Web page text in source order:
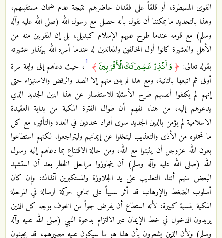
القوى المسيطرة، أو قلقاً على فقدان حاضرهم نتيجة عدم ضمان مستقبلهم،
وهذا بالتحديد ما يمكننا أن نقول بأنه حصل مع رسول الله (صلى الله عليه وآله
وسلم) مع قومه عندما طرح عليهم الإسلام كبديل، بل إن المقربين منه من
الأهل والعشيرة كانوا أول المخالفين والمعاندين له عندما أمره الله بإنذار عشيرته
بقوله تعالى: ﴿ وَأَنْذِرْ عَشِيرَتَكَ الْأَقْرَبِينَ﴾ 1، حيث دعاهم إلى وليمة مرة
أولى ثم اتبعها بالثانية، ومع هذا لم يلق منهم إلا الصد والرفض والاستهزاء حتى
إنهم لم يكلفوا أنفسهم طرح الأسئلة للاستفسار عن هذا الدين الجديد الذي
يدعوهم إليه، من هنا، نفهم أن طوال الفترة المكية من بداية العقيدة
الاسلامية لم يؤمن بالدين الجديد سوى أفراد محددين في العدد والتأثير، مع كل
ما تحملوه من الأذى والتعذيب ليتخلوا عن إيمانهم وليتراجعوا، لكنهم استطاعوا
بعون الله عزوجل أن يثبتوا مع الله، ومن حالة الاقتناع بما دعاهم إليه رسول
الله (صلى الله عليه وآله وسلم) أن يتجاوزوا مراحل الخطر بعد أن استشهد
البعض منهم أثناء التعذيب على يد الجلاوزة والمستكبرين آنذاك، وإن كان
أسلوب الضغط والإرهاب قد أثر سلبياً على تنامي حركة الرسالة في المرحلة
المكية بنسبة كبيرة، لأنه استطاع أن يفرض جواً من الخوف بوجه كل الذين
يريدون الدخول في خط الإيمان عبر الالتزام بدعوة النبي (صلى الله عليه وآله
وسلم) ولأن الذين يشعرون بأن هذا هو ما سيكون عليه مصيرهم، قد يجبنون